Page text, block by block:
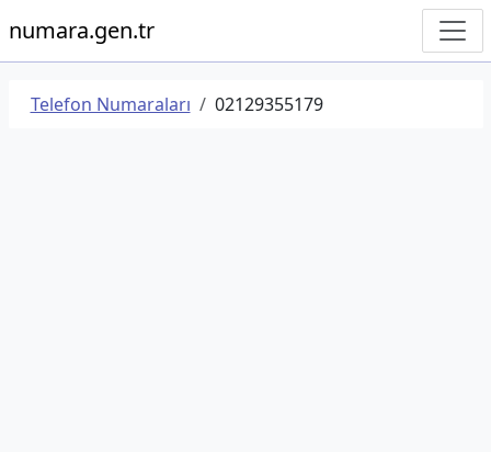
numara.gen.tr
Telefon Numaraları 02129355179